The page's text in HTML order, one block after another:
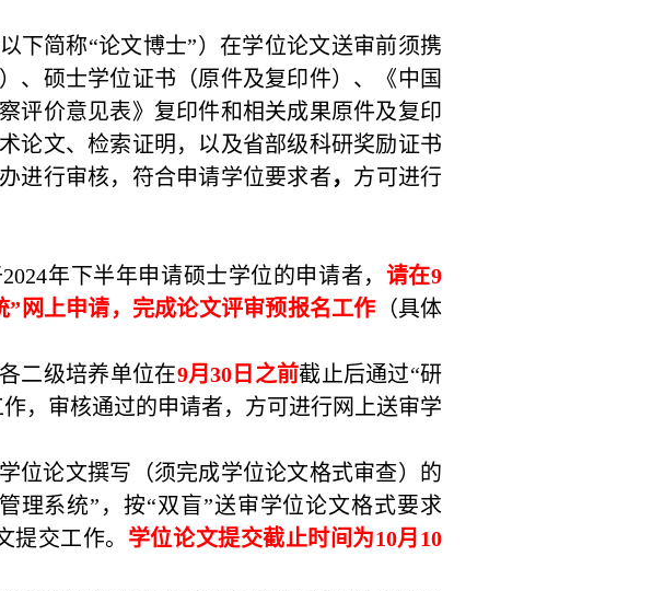
下简称“论文博士”）在学位论文送审前须携
、硕士学位证书（原件及复印件）、《中国
评价意见表》复印件和相关成果原件及复印
论文、检索证明，以及省部级科研奖励证书
进行审核，符合申请学位要求者， 方可进行
2024年下半年申请硕士学位的申请者， 请在9
”网上申请，完成论文评审预报名工作 （具体
各二级培养单位在9月30 日之前截止后通过“研
，审核通过的申请者，方可进行网上送审学
位论文撰写（须完成学位论文格式审查）的
理系统”，按“双盲”送审学位论文格式要求
提交工作。 学位论文提交截止时间为10月 10